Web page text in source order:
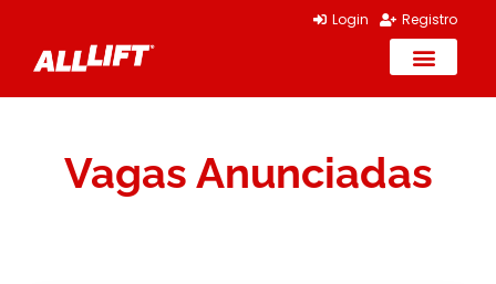
Login Registro
Vagas Anunciadas